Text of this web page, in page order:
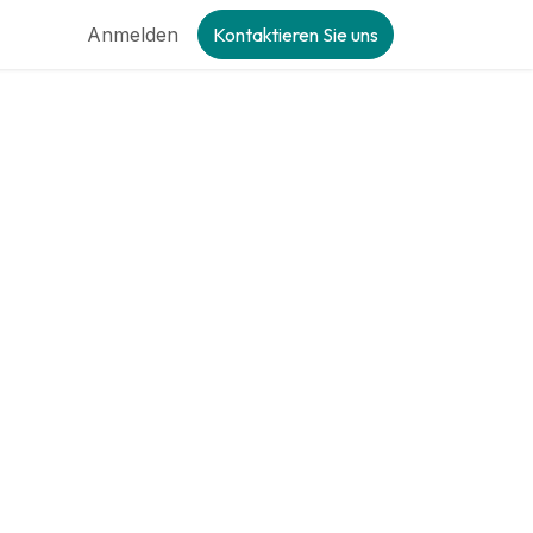
Anmelden Kontaktieren Sie uns